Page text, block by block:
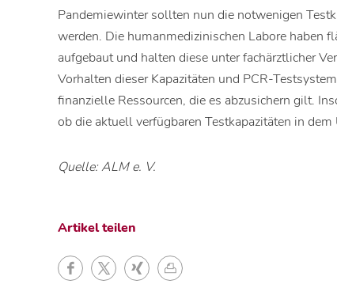
Pandemiewinter sollten nun die notwenigen
werden. Die humanmedizinischen Labore haben
aufgebaut und halten diese unter fachärztlicher
Vorhalten dieser Kapazitäten und PCR-
finanzielle Ressourcen, die es abzusichern gilt.
ob die aktuell verfügbaren Testkapazitäten in
Quelle: ALM e. V.
Artikel teilen